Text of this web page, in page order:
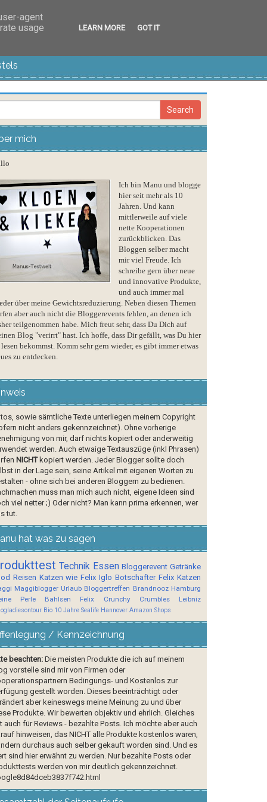
mich
Ich bin Manu und blogge
hier seit mehr als 10
Jahren. Und kann
mittlerweile auf viele
nette Kooperationen
zurückblicken. Das
Bloggen selber macht
mir viel Freude. Ich
schreibe gern über neue
und innovative Produkte,
und auch immer mal
über meine Gewichtsreduzierung. Neben diesen Themen
aber auch nicht die Bloggerevents fehlen, an denen ich
teilgenommen habe. Mich freut sehr, dass Du Dich auf
Blog "verirrt" hast. Ich hoffe, dass Dir gefällt, was Du hier
bekommst. Komm sehr gern wieder, es gibt immer etwas
zu entdecken.
sowie sämtliche Texte unterliegen meinem Copyright
nicht anders gekennzeichnet). Ohne vorherige
von mir, darf nichts kopiert oder anderweitig
werden. Auch etwaige Textauszüge (inkl Phrasen)
NICHTkopiert werden. Jeder Blogger sollte doch
in der Lage sein, seine Artikel mit eigenen Worten zu
- ohne sich bei anderen Bloggern zu bedienen.
muss man mich auch nicht, eigene Ideen sind
viel netter ;) Oder nicht? Man kann prima erkennen, wer
tut.
hat was zu sagen
Technik Essen Bloggerevent Getränke
Reisen Katzen wie Felix Iglo Botschafter Felix Katzen
Maggiblogger Urlaub Bloggertreffen Brandnooz Hamburg
Perle
Bahlsen Felix Crunchy Crumbles Leibniz
Bio 10 Jahre Sealife Hannover Amazon Shops
/ Kennzeichnung
beachten:Die meisten Produkte die ich auf meinem
vorstelle sind mir von Firmen oder
Bedingungs- und Kostenlos zur
gestellt worden. Dieses beeinträchtigt oder
aber keineswegs meine Meinung zu und über
Produkte. Wir bewerten objektiv und ehrlich. Gleiches
auch für Reviews - bezahlte Posts. Ich möchte aber auch
hinweisen, das NICHT alle Produkte kostenlos waren,
durchaus auch selber gekauft worden sind. Und es
sind hier erwähnt zu werden. Nur bezahlte Posts oder
werden von mir deutlich gekennzeichnet.
agent
usage
LEARN MORE GOT IT